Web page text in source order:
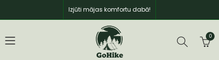
Izjūti mājas komfortu dabā!
0